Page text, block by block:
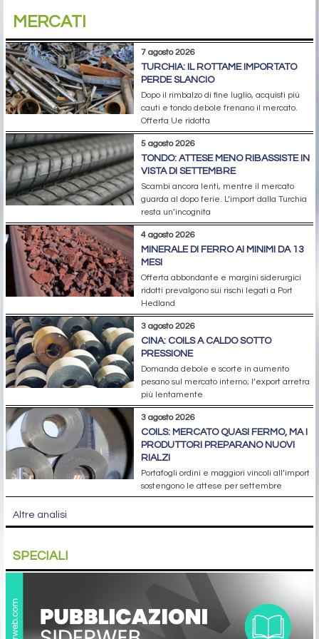
MERCATI
7 agosto 2026
TURCHIA: IL ROTTAME IMPORTATO
PERDE SLANCIO
Dopo il rimbalzo di fine luglio, acquisti più
cauti e tondo debole frenano il mercato.
Offerta Ue ridotta
5 agosto 2026
TONDO: ATTESE MENO RIBASSISTE IN
VISTA DI SETTEMBRE
Scambi ancora lenti, mentre il mercato
guarda al dopo ferie. L’import dalla Turchia
resta un’incognita
4 agosto 2026
MINERALE DI FERRO AI MINIMI DA 13
MESI
Offerta abbondante e margini siderurgici
ridotti prevalgono sui rischi legati a Port
Hedland
3 agosto 2026
CINA: COILS A CALDO SOTTO
PRESSIONE
Domanda debole e scorte in aumento
pesano sul mercato interno; l’export arretra
più lentamente
3 agosto 2026
COILS: MERCATO QUASI FERMO, MA I
PRODUTTORI PREPARANO NUOVI
RIALZI
Portafogli ordini e maggiori vincoli all’import
sostengono le attese per settembre
Altre analisi
SPECIALI